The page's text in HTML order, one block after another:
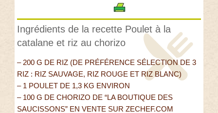
Ingrédients de la recette Poulet à la
catalane et riz au chorizo
– 200 G DE RIZ (DE PRÉFÉRENCE SÉLECTION DE 3
RIZ : RIZ SAUVAGE, RIZ ROUGE ET RIZ BLANC)
– 1 POULET DE 1,3 KG ENVIRON
– 100 G DE CHORIZO DE “LA BOUTIQUE DES
SAUCISSONS” EN VENTE SUR ZECHEF.COM